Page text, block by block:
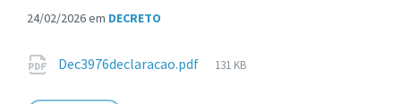
24/02/2026em DECRETO
Anexos
Dec3976declaracao.pdf
Tamanho
131 KB